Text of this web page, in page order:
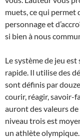
muets, ce qui permet
personnage et
si bien à nous
Le système de jeu
rapide. Il utilise des
sont définis par
courir, réagir, savoir-
auront des valeurs
niveau trois est
un athlète